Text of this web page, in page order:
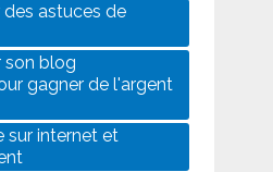
astuces de
son blog
gagner de l'argent
sur internet et